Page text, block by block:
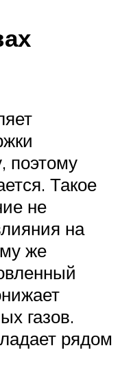
поэтому
Такое
не
на
же
газов.
рядом